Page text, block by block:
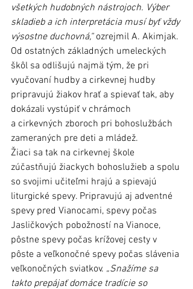
všetkých hudobných nástrojoch. Výber
skladieb a ich interpretácia musí byť vždy
výsostne duchovná,“ ozrejmil A. Akimjak.
Od ostatných základných umeleckých
škôl sa odlišujú najmä tým, že pri
vyučovaní hudby a cirkevnej hudby
pripravujú žiakov hrať a spievať tak, aby
dokázali vystúpiť v chrámoch
a cirkevných zboroch pri bohoslužbách
zameraných pre deti a mládež.
Žiaci sa tak na cirkevnej škole
zúčastňujú žiackych bohoslužieb a spolu
so svojimi učiteľmi hrajú a spievajú
liturgické spevy. Pripravujú aj adventné
spevy pred Vianocami, spevy počas
Jasličkových pobožností na Vianoce,
pôstne spevy počas krížovej cesty v
pôste a veľkonočné spevy počas slávenia
veľkonočných sviatkov. „Snažíme sa
takto prepájať domáce tradície so